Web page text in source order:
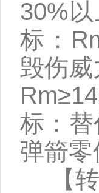
30%
标：
毁伤
标：
弹箭
【